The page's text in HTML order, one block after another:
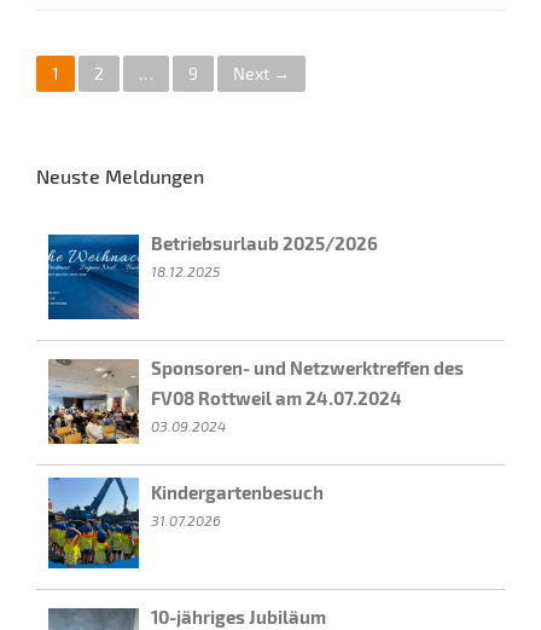
P
s
s
n
a
v
i
g
a
t
1 2 … 9 Next →
Neuste Meldungen
Betriebsurlaub 2025/2026
18.12.2025
Sponsoren- und Netzwerktreffen des
FV08 Rottweil am 24.07.2024
03.09.2024
Kindergartenbesuch
31.07.2026
10-jähriges Jubiläum